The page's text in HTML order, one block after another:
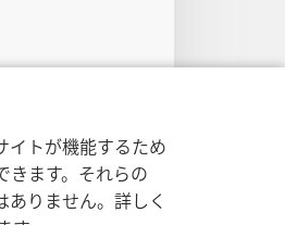
イトが機能するため
きます。それらの
りません。詳しく